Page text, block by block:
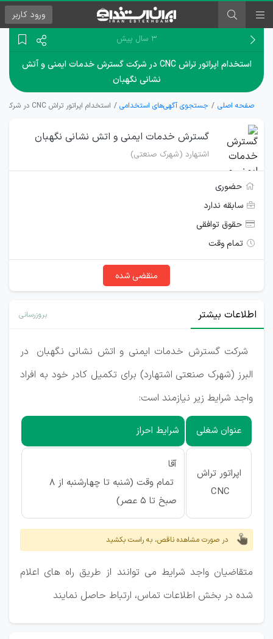
ورود کاربر
۳ سال پیش
استخدام اپراتور تراش CNC در شرکت گسترش خدمات ایمنی و آتش
نشانی نگهبان
صفحه اصلی جستجوی آگهی‌های استخدامی استخدام اپراتور تراش CNC در شرکت گسترش خدمات ایمنی و آتش نشانی نگهبان
گسترش خدمات ایمنی و اتش نشانی نگهبان
اشتهارد (شهرک صنعتی)
حضوری
سابقه ندارد
حقوق توافقی
تمام وقت
منقضی شده
اطلاعات بیشتر بروزرسانی
شرکت گسترش خدمات ایمنی و اتش نشانی نگهبان در
البرز (شهرک صنعتی اشتهارد) برای تکمیل کادر خود به افراد
واجد شرایط زیر نیازمند است:
عنوان شغلی شرایط احراز
اپراتور تراش
CNC
آقا
تمام وقت (شنبه تا چهارشنبه از 8
صبخ تا 5 عصر)
در صورت مشاهده ناقص، به راست بکشید
متقاضیان واجد شرایط می توانند از طریق راه های اعلام
شده در بخش اطلاعات تماس، ارتباط حاصل نمایند